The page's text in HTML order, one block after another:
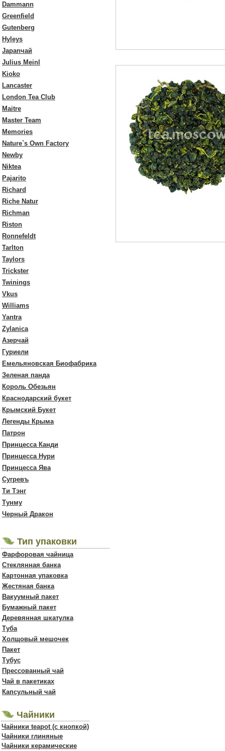
Dammann
Greenfield
Gutenberg
Hyleys
Japanчай
Julius Meinl
Kioko
Lancaster
London Tea Club
Maitre
Master Team
Memories
Nature`s Own Factory
Newby
Niktea
Pajarito
Richard
Riche Natur
Richman
Riston
Ronnefeldt
Tarlton
Taylors
Trickster
Twinings
Vkus
Williams
Yantra
Zylanica
Азерчай
Гуриели
Емельяновская Биофабрика
Зеленая панда
Король Обезьян
Краснодарский букет
Крымский Букет
Легенды Крыма
Патрон
Принцесса Канди
Принцесса Нури
Принцесса Ява
Сугревъ
Ти Тэнг
Тунму
Черный Дракон
Тип упаковки
Фарфоровая чайница
Стеклянная банка
Картонная упаковка
Жестяная банка
Вакуумный пакет
Бумажный пакет
Деревянная шкатулка
Туба
Холщовый мешочек
Пакет
Тубус
Прессованный чай
Чай в пакетиках
Капсульный чай
Чайники
Чайники teapot (с кнопкой)
Чайники глиняные
Чайники керамические